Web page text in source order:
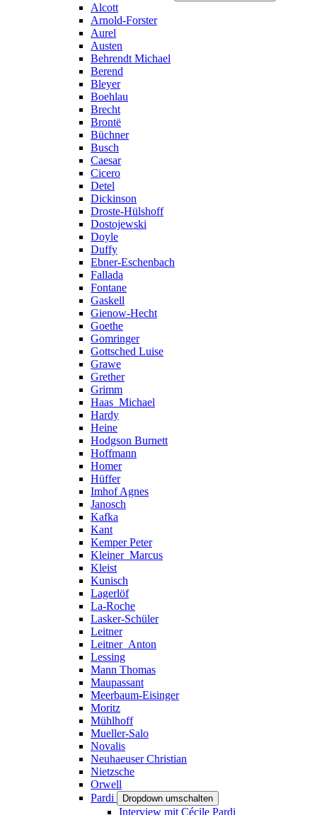
Alcott
Arnold-Forster
Aurel
Austen
Behrendt Michael
Berend
Bleyer
Boehlau
Brecht
Brontë
Büchner
Busch
Caesar
Cicero
Detel
Dickinson
Droste-Hülshoff
Dostojewski
Doyle
Duffy
Ebner-Eschenbach
Fallada
Fontane
Gaskell
Gienow-Hecht
Goethe
Gomringer
Gottsched Luise
Grawe
Grether
Grimm
Haas_Michael
Hardy
Heine
Hodgson Burnett
Hoffmann
Homer
Hüffer
Imhof Agnes
Janosch
Kafka
Kant
Kemper Peter
Kleiner_Marcus
Kleist
Kunisch
Lagerlöf
La-Roche
Lasker-Schüler
Leitner
Leitner_Anton
Lessing
Mann Thomas
Maupassant
Meerbaum-Eisinger
Moritz
Mühlhoff
Mueller-Salo
Novalis
Neuhaeuser Christian
Nietzsche
Orwell
Pardi
Dropdown umschalten
Interview mit Cécile Pardi